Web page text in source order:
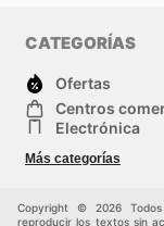
CATEGORÍAS
Ofertas
Centros
Electrónica
Deporte
Moda
Más categorías
Copyright © 2026
reproducir los textos sin